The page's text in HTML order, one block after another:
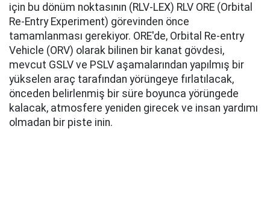
için bu dönüm noktasının (RLV-LEX) RLV ORE (Orbital
Re-Entry Experiment) görevinden önce
tamamlanması gerekiyor. ORE'de, Orbital Re-entry
Vehicle (ORV) olarak bilinen bir kanat gövdesi,
mevcut GSLV ve PSLV aşamalarından yapılmış bir
yükselen araç tarafından yörüngeye fırlatılacak,
önceden belirlenmiş bir süre boyunca yörüngede
kalacak, atmosfere yeniden girecek ve insan yardımı
olmadan bir piste inin.